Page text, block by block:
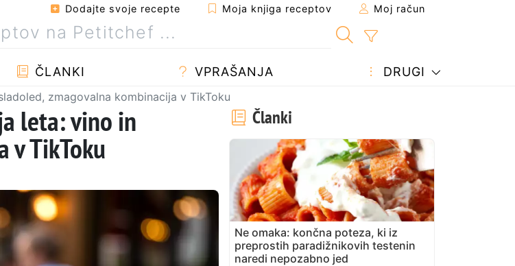
Dodajte svoje recepte Moja knjiga receptov Moj račun
ČLANKI VPRAŠANJA DRUGI
zmagovalna kombinacija v TikToku
leta: vino in
v TikToku
Članki
Ne omaka: končna poteza, ki iz
preprostih paradižnikovih testenin
naredi nepozabno jed